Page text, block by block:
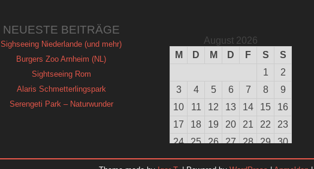
NEUESTE BEITRÄGE
Sighseeing Niederlande (und mehr)
Burgers Zoo Arnheim (NL)
Sightseeing Rom
Alaris Schmetterlingspark
Serengeti Park – Naturwunder
August 2026
M
D M D F S
S
1
2
3
4 5 6 7 8
9
10
11 12 13 14 15
16
17
18 19 20 21 22
23
24
25 26 27 28 29
30
31